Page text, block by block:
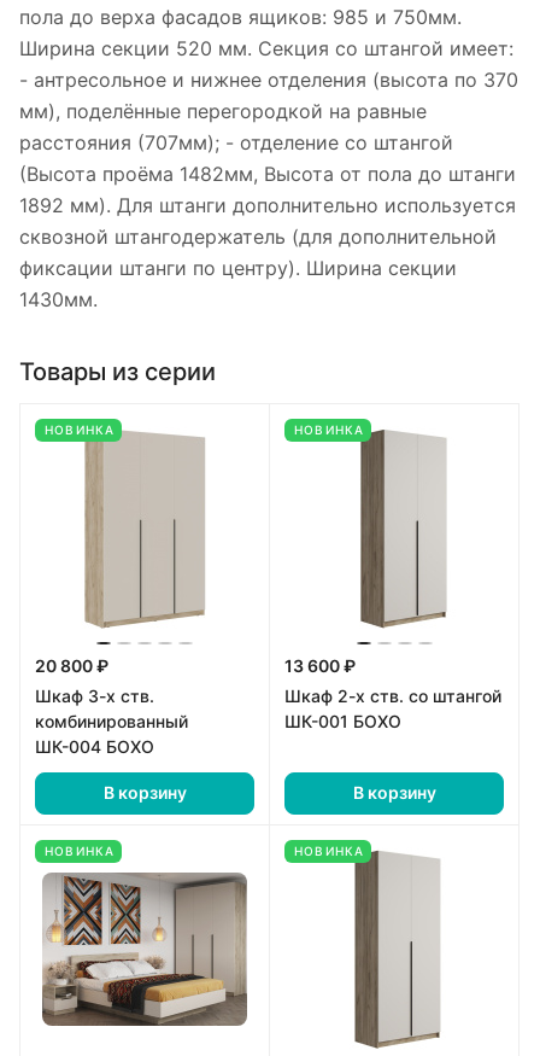
пола до верха фасадов ящиков: 985 и 750мм.
Ширина секции 520 мм. Секция со штангой имеет:
- антресольное и нижнее отделения (высота по 370
мм), поделённые перегородкой на равные
расстояния (707мм); - отделение со штангой
(Высота проёма 1482мм, Высота от пола до штанги
1892 мм). Для штанги дополнительно используется
сквозной штангодержатель (для дополнительной
фиксации штанги по центру). Ширина секции
1430мм.
Товары из серии
НОВИНКА
20 800 ₽
Шкаф 3-х ств.
комбинированный
ШК-004 БОХО
В корзину
НОВИНКА
13 600 ₽
Шкаф 2-х ств. со штангой
ШК-001 БОХО
В корзину
НОВИНКА НОВИНКА